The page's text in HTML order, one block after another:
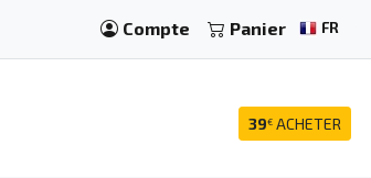
Compte Panier FR
39€ ACHETER